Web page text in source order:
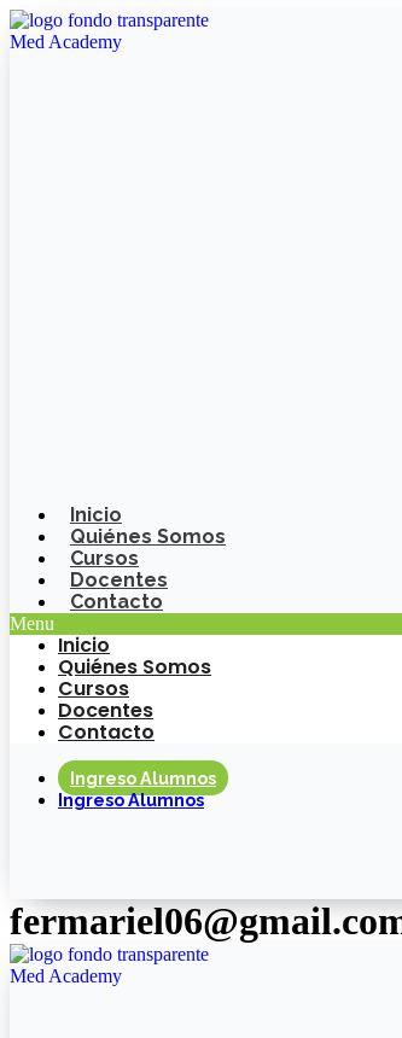
Ir
al
Inicio
Quiénes Somos
Cursos
Docentes
Contacto
Menu
Inicio
Quiénes Somos
Cursos
Docentes
Contacto
Ingreso Alumnos
Ingreso Alumnos